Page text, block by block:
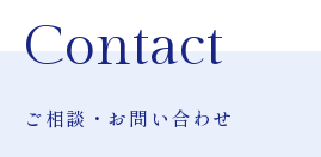
Contact
ご相談・お問い合わせ